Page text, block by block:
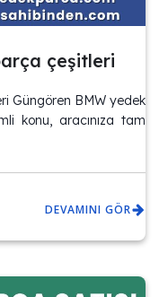
çeşitleri
Güngören BMW yedek
konu, aracınıza tam
DEVAMINI GÖR